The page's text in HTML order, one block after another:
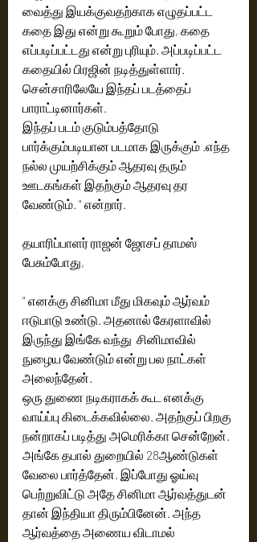
வைத்து இயக்குவதற்காக எழுதப்பட்ட
கதை இது என்று கூறும் போது, கதை
எப்படிப்பட்டது என்று புரியும். அப்படிப்பட்ட
கதையில் பிரஜின் நடித்துள்ளார்.
சென்சாரிலேயே இந்தப் படத்தைப்
பாராட்டினார்கள்.
இந்தப் படம் குடும்பத்தோடு
பார்க்கும்படியான படமாக இருக்கும் .எந்த
நல்ல முயற்சிக்கும் ஆதரவு தரும்
ஊடகங்கள் இதற்கும் ஆதரவு தர
வேண்டும். " என்றார்.
தயாரிப்பாளர் ராஜன் ஜோசப் தாமஸ்
பேசும்போது,
" எனக்கு சினிமா மீது மிகவும் ஆர்வம்
ஈடுபாடு உண்டு. அதனால் கேரளாவில்
இருந்து இங்கே வந்து  சினிமாவில்
நுழைய வேண்டும் என்று பல நாட்கள்
அலைந்தேன்.
ஒரு துணை நடிகராகக் கூட எனக்கு
வாய்ப்பு கிடைக்கவில்லை. அதற்குப் பிறகு
நன்றாகப் படித்து அமெரிக்கா சென்றேன்.
அங்கே தபால் துறையில் 28ஆண்டுகள்
வேலை பார்த்தேன். இப்போது ஓய்வு
பெற்றுவிட்டு அதே சினிமா ஆர்வத்துடன்
தான் இந்தியா திரும்பினேன். அந்த
ஆர்வத்தை அணைய விடாமல்